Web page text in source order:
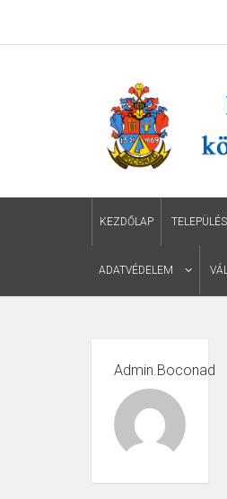
KEZDŐLAP
ADATVÉDELEM
Admin.boconad